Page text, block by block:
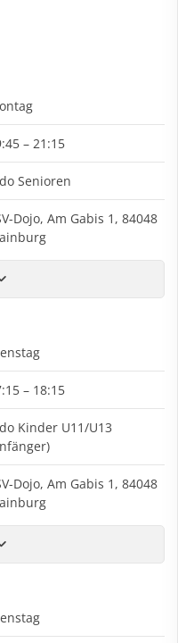
– 21:15
Senioren
Dojo, Am Gabis 1, 84048
– 18:15
Kinder U11/U13
Dojo, Am Gabis 1, 84048